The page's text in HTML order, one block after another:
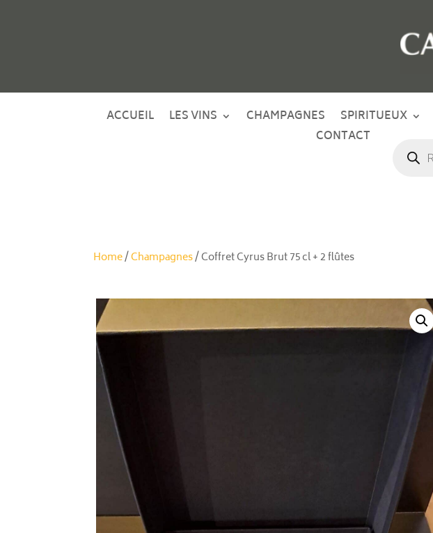
ACCUEIL LES VINS CHAMPAGNES SPIRITUEUX
CONTACT
produits
Home/Champagnes/ Coffret Cyrus Brut 75 cl + 2 flûtes